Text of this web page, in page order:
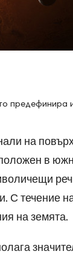
предефинира
на
в
С течение
на земята.